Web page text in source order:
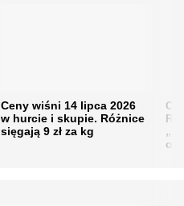
Ceny wiśni 14 lipca 2026
w hurcie i skupie. Różnice
sięgają 9 zł za kg